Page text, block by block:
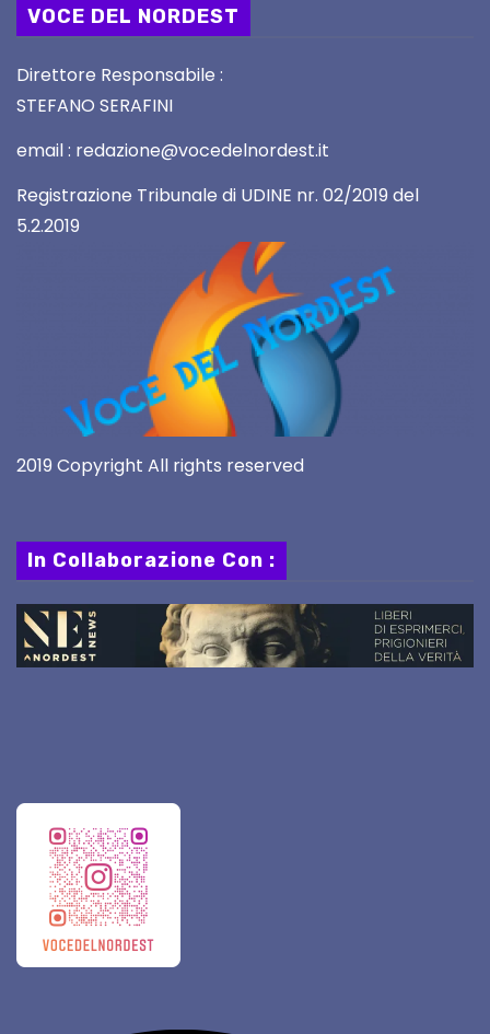
VOCE DEL NORDEST
Direttore Responsabile :
STEFANO SERAFINI
email : redazione@vocedelnordest.it
Registrazione Tribunale di UDINE nr. 02/2019 del
5.2.2019
2019 Copyright All rights reserved
In Collaborazione Con :